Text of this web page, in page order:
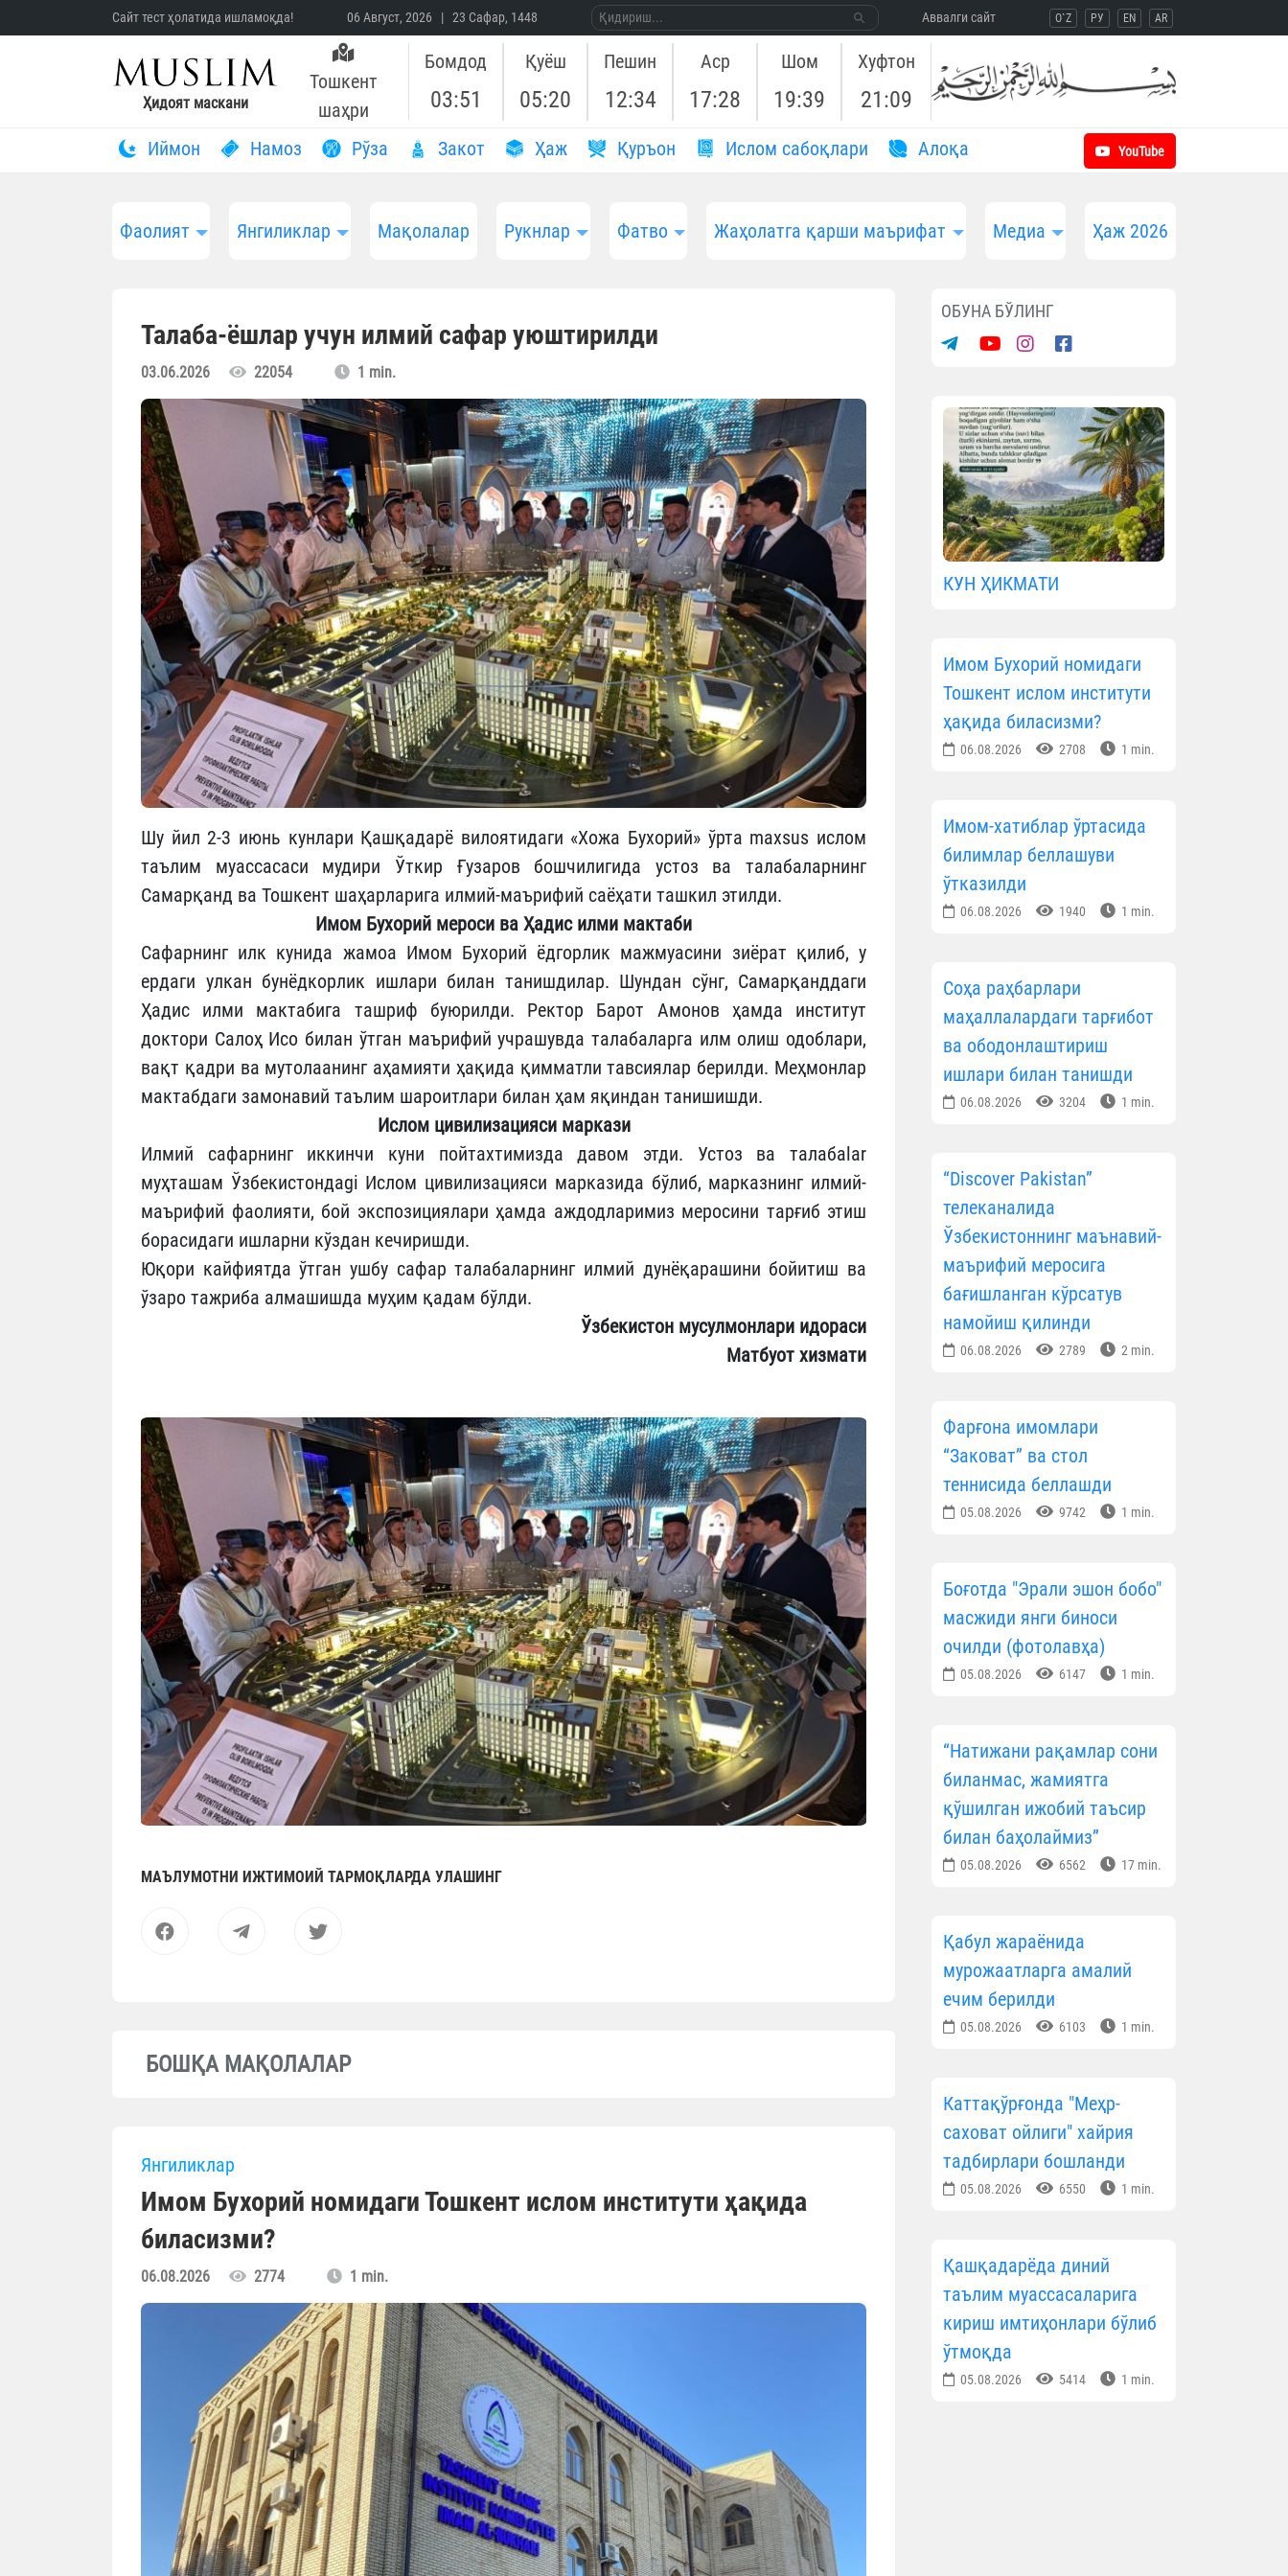
Сайт тест ҳолатида ишламоқда! 06 Август, 2026 | 23 Сафар, 1448 Aввалги сайт O`Z РУ EN AR
Ҳидоят маскани
Тошкент
шаҳри
Бомдод
03:51
Қуёш
05:20
Пешин
12:34
Аср
17:28
Шом
19:39
Хуфтон
21:09
Иймон Намоз Рўза Закот Ҳаж Қуръон Ислом сабоқлари Aлоқа YouTube
Фаолият Янгиликлар Мақолалар Рукнлар Фатво Жаҳолатга қарши маърифат Медиа Ҳаж 2026
Талаба-ёшлар учун илмий сафар уюштирилди
03.06.2026 22054 1 min.
Шу йил 2-3 июнь кунлари Қашқадарё вилоятидаги «Хожа Бухорий» ўрта maxsus ислом
таълим муассасаси мудири Ўткир Ғузаров бошчилигида устоз ва талабаларнинг
Самарқанд ва Тошкент шаҳарларига илмий-маърифий саёҳати ташкил этилди.
Имом Бухорий мероси ва Ҳадис илми мактаби
Сафарнинг илк кунида жамоа Имом Бухорий ёдгорлик мажмуасини зиёрат қилиб, у
ердаги улкан бунёдкорлик ишлари билан танишдилар. Шундан сўнг, Самарқанддаги
Ҳадис илми мактабига ташриф буюрилди. Ректор Барот Амонов ҳамда институт
доктори Салоҳ Исо билан ўтган маърифий учрашувда талабаларга илм олиш одоблари,
вақт қадри ва мутолаанинг аҳамияти ҳақида қимматли тавсиялар берилди. Меҳмонлар
мактабдаги замонавий таълим шароитлари билан ҳам яқиндан танишишди.
Ислом цивилизацияси маркази
Илмий сафарнинг иккинчи куни пойтахтимизда давом этди. Устоз ва талабаlar
муҳташам Ўзбекистондаgi Ислом цивилизацияси марказида бўлиб, марказнинг илмий-
маърифий фаолияти, бой экспозициялари ҳамда аждодларимиз меросини тарғиб этиш
борасидаги ишларни кўздан кечиришди.
Юқори кайфиятда ўтган ушбу сафар талабаларнинг илмий дунёқарашини бойитиш ва
ўзаро тажриба алмашишда муҳим қадам бўлди.
Ўзбекистон мусулмонлари идораси
Матбуот хизмати
МАЪЛУМОТНИ ИЖТИМОИЙ ТАРМОҚЛАРДА УЛАШИНГ
БОШҚА МАҚОЛАЛАР
Янгиликлар
Имом Бухорий номидаги Тошкент ислом институти ҳақида
биласизми?
06.08.2026 2774 1 min.
ОБУНА БЎЛИНГ
КУН ҲИКМАТИ
Имом Бухорий номидаги
Тошкент ислом институти
ҳақида биласизми?
06.08.2026 2708 1 min.
Имом-хатиблар ўртасида
билимлар беллашуви
ўтказилди
06.08.2026 1940 1 min.
Соҳа раҳбарлари
маҳаллалардаги тарғибот
ва ободонлаштириш
ишлари билан танишди
06.08.2026 3204 1 min.
“Discover Pakistan”
телеканалида
Ўзбекистоннинг маънавий-
маърифий меросига
бағишланган кўрсатув
намойиш қилинди
06.08.2026 2789 2 min.
Фарғона имомлари
“Заковат” ва стол
теннисида беллашди
05.08.2026 9742 1 min.
Боғотда "Эрали эшон бобо"
масжиди янги биноси
очилди (фотолавҳа)
05.08.2026 6147 1 min.
“Натижани рақамлар сони
биланмас, жамиятга
қўшилган ижобий таъсир
билан баҳолаймиз”
05.08.2026 6562 17 min.
Қабул жараёнида
мурожаатларга амалий
ечим берилди
05.08.2026 6103 1 min.
Каттақўрғонда "Меҳр-
саховат ойлиги" хайрия
тадбирлари бошланди
05.08.2026 6550 1 min.
Қашқадарёда диний
таълим муассасаларига
кириш имтиҳонлари бўлиб
ўтмоқда
05.08.2026 5414 1 min.